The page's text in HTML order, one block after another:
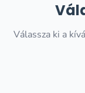
Válassza ki a